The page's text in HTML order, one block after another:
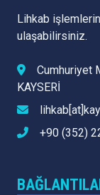
Lihkab
ulaşabilirsiniz.
Cumhuriyet
KAYSERİ
+90 (352)